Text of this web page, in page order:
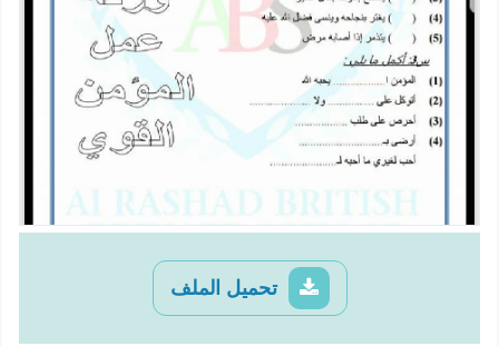
تحميل الملف